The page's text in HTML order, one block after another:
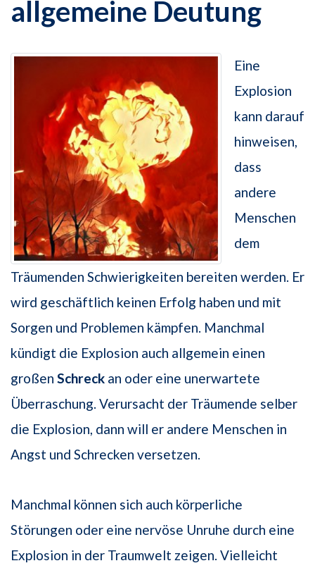
allgemeine Deutung
Eine
Explosion
kann darauf
hinweisen,
dass
andere
Menschen
dem
Träumenden Schwierigkeiten bereiten werden. Er
wird geschäftlich keinen Erfolg haben und mit
Sorgen und Problemen kämpfen. Manchmal
kündigt die Explosion auch allgemein einen
großen Schreck an oder eine unerwartete
Überraschung. Verursacht der Träumende selber
die Explosion, dann will er andere Menschen in
Angst und Schrecken versetzen.
Manchmal können sich auch körperliche
Störungen oder eine nervöse Unruhe durch eine
Explosion in der Traumwelt zeigen. Vielleicht